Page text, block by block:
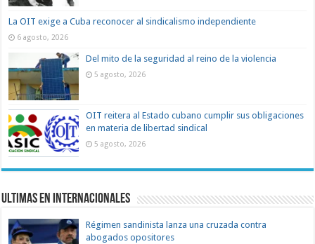
La OIT exige a Cuba reconocer al sindicalismo independiente
6 agosto, 2026
Del mito de la seguridad al reino de la violencia
5 agosto, 2026
OIT reitera al Estado cubano cumplir sus obligaciones
en materia de libertad sindical
5 agosto, 2026
Ultimas en Internacionales
Régimen sandinista lanza una cruzada contra
abogados opositores